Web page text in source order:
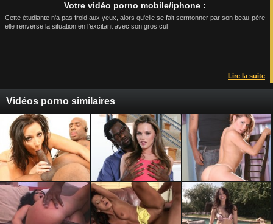
Votre vidéo porno mobile/iphone :
Cette étudiante n'a pas froid aux yeux, alors qu'elle se fait sermonner par son beau-père
elle renverse la situation en l’excitant avec son gros cul
Lire la suite
Vidéos porno similaires